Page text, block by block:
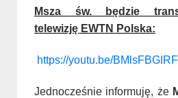
Msza św. będzie
telewizję EWTN Polska:
https://youtu.be/
Jednocześnie informuję, że